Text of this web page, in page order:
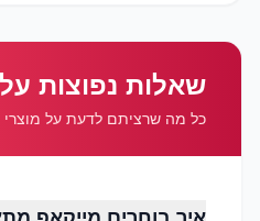
שאלות נפוצות
כל מה שרציתם לדעת על מוצרי